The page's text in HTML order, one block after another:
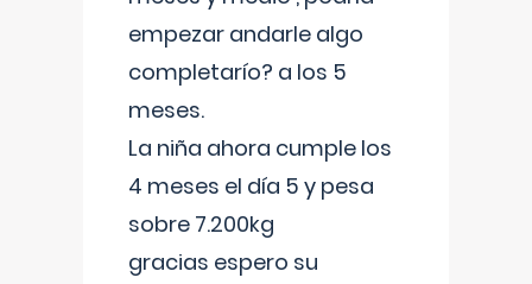
empezar andarle algo
completarío? a los 5
meses.
La niña ahora cumple los
4 meses el día 5 y pesa
sobre 7.200kg
gracias espero su